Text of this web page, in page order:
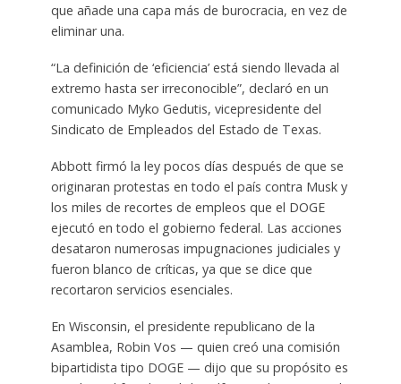
que añade una capa más de burocracia, en vez de
eliminar una.
“La definición de ‘eficiencia’ está siendo llevada al
extremo hasta ser irreconocible”, declaró en un
comunicado Myko Gedutis, vicepresidente del
Sindicato de Empleados del Estado de Texas.
Abbott firmó la ley pocos días después de que se
originaran protestas en todo el país contra Musk y
los miles de recortes de empleos que el DOGE
ejecutó en todo el gobierno federal. Las acciones
desataron numerosas impugnaciones judiciales y
fueron blanco de críticas, ya que se dice que
recortaron servicios esenciales.
En Wisconsin, el presidente republicano de la
Asamblea, Robin Vos — quien creó una comisión
bipartidista tipo DOGE — dijo que su propósito es